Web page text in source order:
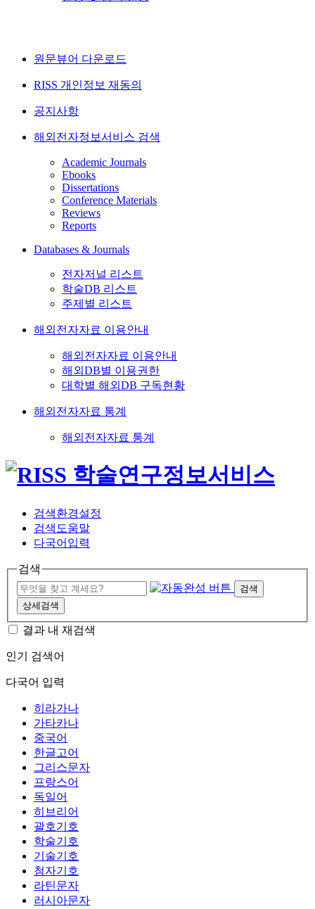
원문뷰어 다운로드
RISS 개인정보 재동의
공지사항
해외전자정보서비스 검색
Academic Journals
Ebooks
Dissertations
Conference Materials
Reviews
Reports
Databases & Journals
전자저널 리스트
학술DB 리스트
주제별 리스트
해외전자자료 이용안내
해외전자자료 이용안내
해외DB별 이용권한
대학별 해외DB 구독현황
해외전자자료 통계
해외전자자료 통계
검색환경설정
검색도움말
다국어입력
검색
검색
상세검색
결과 내 재검색
인기 검색어
다국어 입력
히라가나
가타카나
중국어
한글고어
그리스문자
프랑스어
독일어
히브리어
괄호기호
학술기호
기술기호
첨자기호
라틴문자
러시아문자